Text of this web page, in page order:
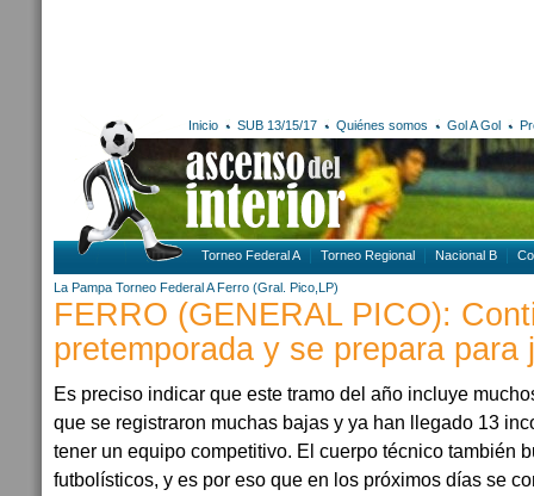
Inicio SUB 13/15/17 Quiénes somos Gol A Gol
Torneo Federal A Torneo Regional Nacional B
La Pampa Torneo Federal A Ferro (Gral. Pico,LP)
FERRO (GENERAL PICO):
pretemporada y se prepara para
Es preciso indicar que este tramo del año incluye
que se registraron muchas bajas y ya han llegado 13
tener un equipo competitivo. El cuerpo técnico también
futbolísticos, y es por eso que en los próximos días se